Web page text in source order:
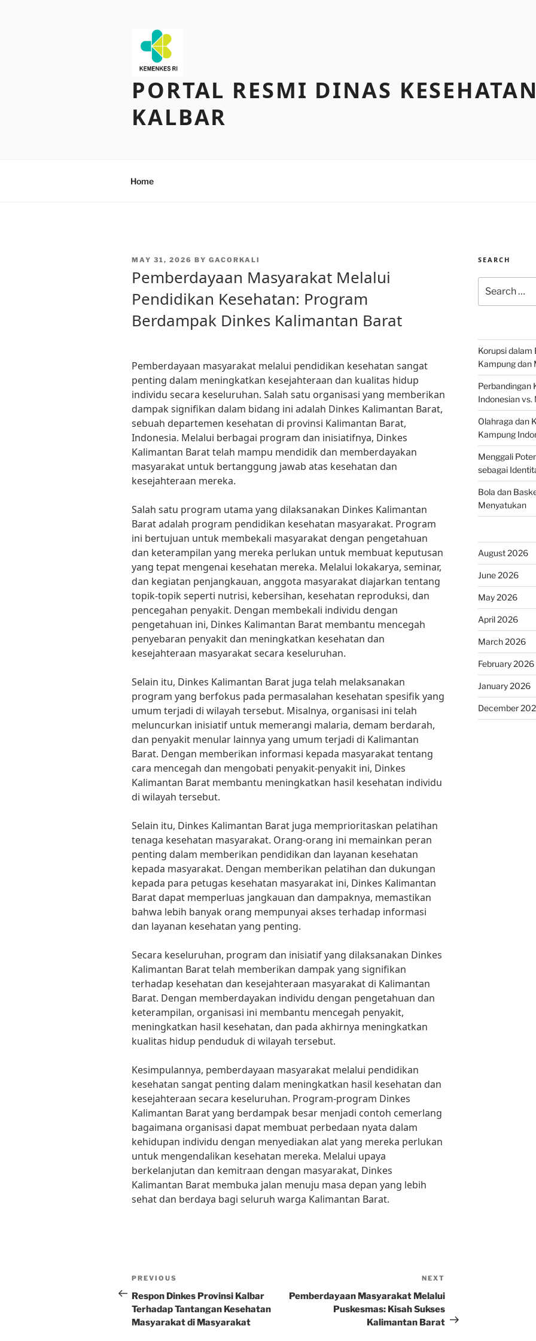
PORTAL RESMI DINAS
KALBAR
Home
POSTED
MAY 31, 2026 BY GACORKALI
Pemberdayaan Masyarakat Melalui
Pendidikan Kesehatan: Program
Berdampak Dinkes Kalimantan Barat
Pemberdayaan masyarakat melalui pendidikan kesehatan sangat
penting dalam meningkatkan kesejahteraan dan kualitas hidup
individu secara keseluruhan. Salah satu organisasi yang memberikan
dampak signifikan dalam bidang ini adalah Dinkes Kalimantan Barat,
sebuah departemen kesehatan di provinsi Kalimantan Barat,
Indonesia. Melalui berbagai program dan inisiatifnya, Dinkes
Kalimantan Barat telah mampu mendidik dan memberdayakan
masyarakat untuk bertanggung jawab atas kesehatan dan
kesejahteraan mereka.
Salah satu program utama yang dilaksanakan Dinkes Kalimantan
Barat adalah program pendidikan kesehatan masyarakat. Program
ini bertujuan untuk membekali masyarakat dengan pengetahuan
dan keterampilan yang mereka perlukan untuk membuat keputusan
yang tepat mengenai kesehatan mereka. Melalui lokakarya, seminar,
dan kegiatan penjangkauan, anggota masyarakat diajarkan tentang
topik-topik seperti nutrisi, kebersihan, kesehatan reproduksi, dan
pencegahan penyakit. Dengan membekali individu dengan
pengetahuan ini, Dinkes Kalimantan Barat membantu mencegah
penyebaran penyakit dan meningkatkan kesehatan dan
kesejahteraan masyarakat secara keseluruhan.
Selain itu, Dinkes Kalimantan Barat juga telah melaksanakan
program yang berfokus pada permasalahan kesehatan spesifik yang
umum terjadi di wilayah tersebut. Misalnya, organisasi ini telah
meluncurkan inisiatif untuk memerangi malaria, demam berdarah,
dan penyakit menular lainnya yang umum terjadi di Kalimantan
Barat. Dengan memberikan informasi kepada masyarakat tentang
cara mencegah dan mengobati penyakit-penyakit ini, Dinkes
Kalimantan Barat membantu meningkatkan hasil kesehatan individu
di wilayah tersebut.
Selain itu, Dinkes Kalimantan Barat juga memprioritaskan pelatihan
tenaga kesehatan masyarakat. Orang-orang ini memainkan peran
penting dalam memberikan pendidikan dan layanan kesehatan
kepada masyarakat. Dengan memberikan pelatihan dan dukungan
kepada para petugas kesehatan masyarakat ini, Dinkes Kalimantan
Barat dapat memperluas jangkauan dan dampaknya, memastikan
bahwa lebih banyak orang mempunyai akses terhadap informasi
dan layanan kesehatan yang penting.
Secara keseluruhan, program dan inisiatif yang dilaksanakan Dinkes
Kalimantan Barat telah memberikan dampak yang signifikan
terhadap kesehatan dan kesejahteraan masyarakat di Kalimantan
Barat. Dengan memberdayakan individu dengan pengetahuan dan
keterampilan, organisasi ini membantu mencegah penyakit,
meningkatkan hasil kesehatan, dan pada akhirnya meningkatkan
kualitas hidup penduduk di wilayah tersebut.
Kesimpulannya, pemberdayaan masyarakat melalui pendidikan
kesehatan sangat penting dalam meningkatkan hasil kesehatan dan
kesejahteraan secara keseluruhan. Program-program Dinkes
Kalimantan Barat yang berdampak besar menjadi contoh cemerlang
bagaimana organisasi dapat membuat perbedaan nyata dalam
kehidupan individu dengan menyediakan alat yang mereka perlukan
untuk mengendalikan kesehatan mereka. Melalui upaya
berkelanjutan dan kemitraan dengan masyarakat, Dinkes
Kalimantan Barat membuka jalan menuju masa depan yang lebih
sehat dan berdaya bagi seluruh warga Kalimantan Barat.
Post
navigation
Previous
Post
PREVIOUS
Respon Dinkes Provinsi Kalbar
Terhadap Tantangan Kesehatan
Masyarakat di Masyarakat
Post
NEXT
Pemberdayaan Masyarakat Melalui
Puskesmas: Kisah Sukses
Kalimantan Barat
SEARCH
for:
Korupsi dalam
Kampung dan
Perbandingan
Indonesian vs.
Olahraga dan
Kampung
Menggali
sebagai
Bola dan
Menyatukan
August 2026
June 2026
May 2026
April 2026
March 2026
February 2026
January 2026
December